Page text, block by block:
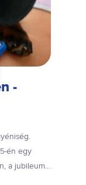
-
én egy
a jubileumi